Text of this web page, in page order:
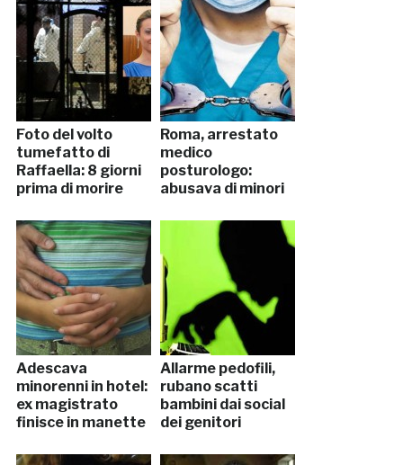
Foto del volto
tumefatto di
Raffaella: 8 giorni
prima di morire
Roma, arrestato
medico
posturologo:
abusava di minori
Adescava
minorenni in hotel:
ex magistrato
finisce in manette
Allarme pedofili,
rubano scatti
bambini dai social
dei genitori